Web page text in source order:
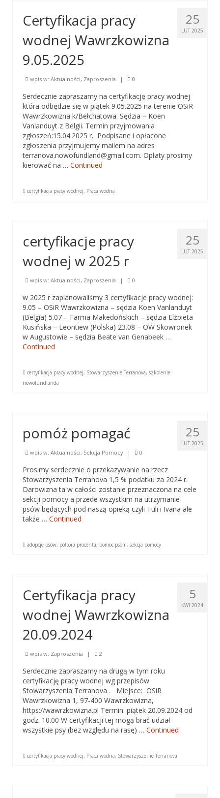
Sekcje pracy z nowofundlandem
Sekcja Pracy Wodnej
ćwiczenia sekcji Pracy Wodnej
certyfikacje PW
Przepisy innych krajów
PT – Posłuszeństwo
Przepisy Certyfikacji Pracy Pociągowej
Ćwiczenia pociągowe
Sporty zaprzęgowe
Sekcja Agility
Przepisy agillity
Dane Kontaktowe
e-mail: terranova.nowofundland@gmail.com
Facebook
25
LUT 2025
Certyfikacja pracy
wodnej Wawrzkowizna
9.05.2025
wpis w: Aktualności, Zaproszenia | 0
Serdecznie zapraszamy na certyfikację pracy wodnej
która odbędzie się w piątek 9.05.2025 na terenie OSiR
Wawrzkowizna k/Bełchatowa. Sędzia – Koen
Vanlanduyt z Belgii. Termin przyjmowania
zgłoszeń:15.04.2025 r. Podpisane i opłacone
zgłoszenia przyjmujemy mailem na adres
terranova.nowofundland@gmail.com. Opłaty prosimy
kierować na … Continued
certyfikacja pracy wodnej, Praca wodna
25
LUT 2025
certyfikacje pracy
wodnej w 2025 r
wpis w: Aktualności, Zaproszenia | 0
w 2025 r zaplanowaliśmy 3 certyfikacje pracy wodnej:
9.05 – OSiR Wawrzkowizna – sędzia Koen Vanlanduyt
(Belgia) 5.07 – Farma Makedońskich – sędzia Elżbieta
Kusińska – Leontiew (Polska) 23.08 – OW Skowronek
w Augustowie – sędzia Beate van Genabeek …
Continued
certyfikacja pracy wodnej, Stowarzyszenie Terranova, szkolenie
nowofundlanda
25
LUT 2025
pomóż pomagać
wpis w: Aktualności, Sekcja Pomocy | 0
Prosimy serdecznie o przekazywanie na rzecz
Stowarzyszenia Terranova 1,5 % podatku za 2024 r.
Darowizna ta w całości zostanie przeznaczona na cele
sekcji pomocy a przede wszystkim na utrzymanie
psów będących pod naszą opieką czyli Tuli i Ivana ale
także … Continued
adopcje psów, półtora procenta, pomoc psom, sekcja pomocy
5
KWI 2024
Certyfikacja pracy
wodnej Wawrzkowizna
20.09.2024
wpis w: Zaproszenia | 2
Serdecznie zapraszamy na drugą w tym roku
certyfikację pracy wodnej wg przepisów
Stowarzyszenia Terranova . Miejsce: OSiR
Wawrzkowizna 1, 97-400 Wawrzkowizna,
https://wawrzkowizna.pl Termin: piątek 20.09.2024 od
godz. 10.00 W certyfikacji tej mogą brać udział
wszystkie psy (bez względu na rasę) … Continued
certyfikacja pracy wodnej, Praca wodna, Stowarzyszenie Terranova